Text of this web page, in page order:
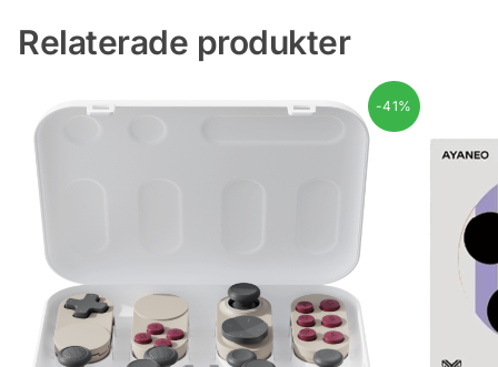
Relaterade produkter
-41%